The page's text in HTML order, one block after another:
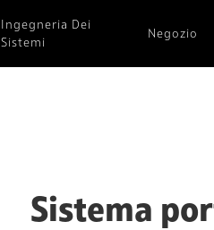
Ingegneria Dei
Sistemi
Negozio
Sistema